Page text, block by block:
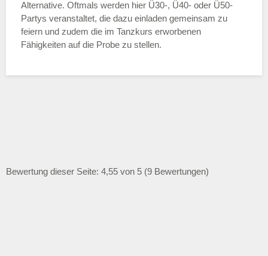
Alternative. Oftmals werden hier Ü30-, Ü40- oder Ü50-
Partys veranstaltet, die dazu einladen gemeinsam zu
feiern und zudem die im Tanzkurs erworbenen
Fähigkeiten auf die Probe zu stellen.
Bewertung dieser Seite: 4,55 von 5 (9 Bewertungen)